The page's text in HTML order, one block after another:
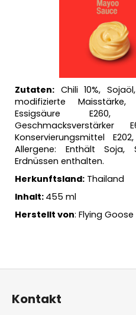
Zutaten: Chili 10%,
modifizierte
Essigsäure E260,
Geschmacksverstärker
Konservierungsmittel
Allergene: Enthält Soja,
Erdnüssen enthalten.
Herkunftsland: Thailand
Inhalt: 455 ml
Herstellt von: Flying Goose
Kontakt